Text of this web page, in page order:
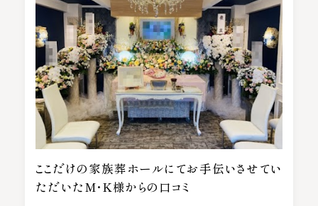
ここだけの家族葬ホールにてお手伝いさせてい
ただいたM・K様からの口コミ